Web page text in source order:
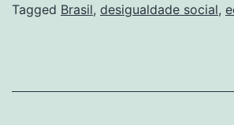
desigualdade
Tagged Brasil, desigualdade social,